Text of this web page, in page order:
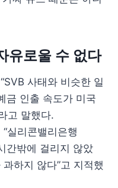
유로울 수 없다
사태와 비슷한 일
금 인출 속도가 미국
고 말했다.
실리콘밸리은행
간밖에 걸리지 않았
하지 않다”고 지적했